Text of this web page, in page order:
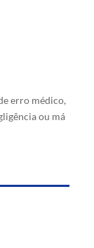
erro médico,
ou má